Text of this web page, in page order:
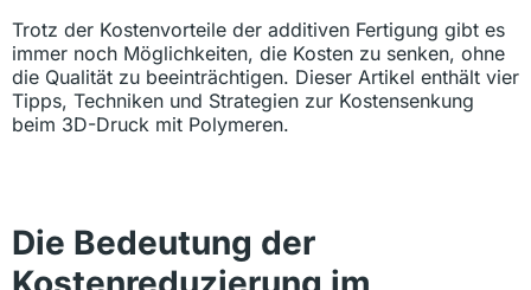
Trotz der Kostenvorteile der additiven Fertigung gibt es
immer noch Möglichkeiten, die Kosten zu senken, ohne
die Qualität zu beeinträchtigen. Dieser Artikel enthält vier
Tipps, Techniken und Strategien zur Kostensenkung
beim 3D-Druck mit Polymeren.
Die Bedeutung der